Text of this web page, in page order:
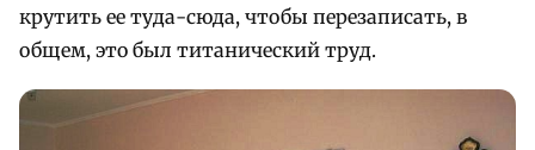
крутить ее туда-сюда, чтобы перезаписать, в
общем, это был титанический труд.